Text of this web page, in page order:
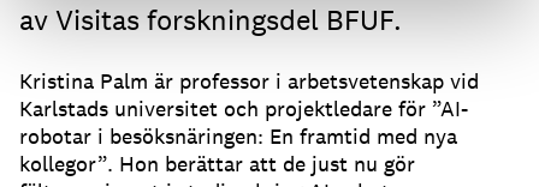
av Visitas forskningsdel BFUF.
Kristina Palm är professor i arbetsvetenskap vid
Karlstads universitet och projektledare för ”AI-
robotar i besöksnäringen: En framtid med nya
kollegor”. Hon berättar att de just nu gör